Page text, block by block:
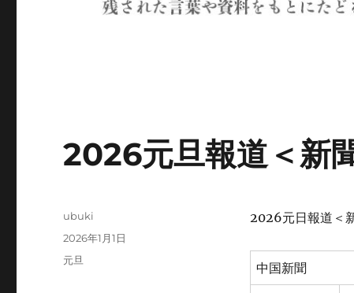
2026元旦報道＜新
2026元日報道＜
中国新聞
投
ubuki
投
稿
2026年1月1日
カ
元旦